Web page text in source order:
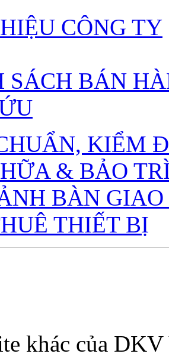
CÔNG TY
SÁCH BÁN
KIỂM
& BẢO
BÀN
THIẾT BỊ
khác của